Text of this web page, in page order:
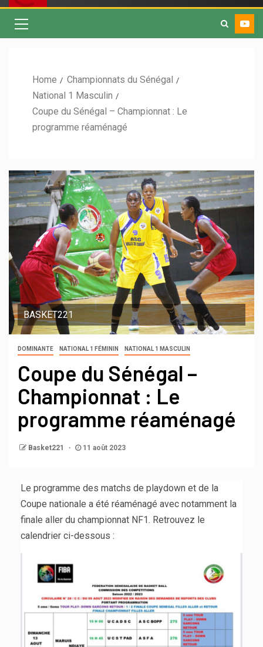
Home
Championnats du Sénégal
National 1 Masculin
Coupe du Sénégal – Championnat : Le
programme réaménagé
BASKET221
DOMINANTE NATIONAL 1 FÉMININ NATIONAL 1 MASCULIN
Coupe du Sénégal –
Championnat : Le
programme réaménagé
Basket221 11 août 2023
Le programme des matchs de playdown et de la
Coupe nationale a été réaménagé avec notamment la
finale aller du championnat NF1. Retrouvez le
calendrier ci-dessous :